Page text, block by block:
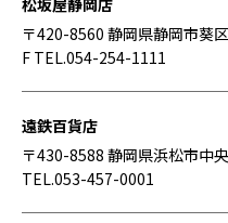
松坂屋静岡店
〒420-8560 静岡県静岡市葵
F TEL.054-254-1111
遠鉄百貨店
〒430-8588 静岡県浜松市中
TEL.053-457-0001